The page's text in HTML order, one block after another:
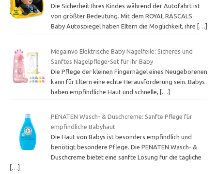
Die Sicherheit Ihres Kindes während der Autofahrt ist
von größter Bedeutung. Mit dem ROYAL RASCALS
Baby Autospiegel haben Eltern die Möglichkeit, ihre
[…]
Megainvo Elektrische Baby Nagelfeile: Sicheres und
Sanftes Nagelpflege-Set für Ihr Baby
Die Pflege der kleinen Fingernägel eines Neugeborenen
kann für Eltern eine echte Herausforderung sein. Babys
haben empfindliche Haut und schnelle,
[…]
PENATEN Wasch- & Duschcreme: Sanfte Pflege für
empfindliche Babyhaut
Die Haut von Babys ist besonders empfindlich und
benötigt besondere Pflege. Die PENATEN Wasch- &
Duschcreme bietet eine sanfte Lösung für die tägliche
[…]